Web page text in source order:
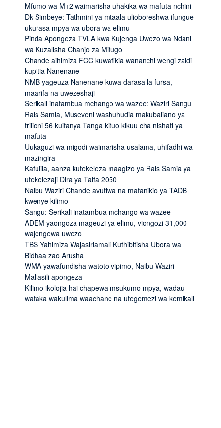
Mfumo wa M+2 waimarisha uhakika wa mafuta nchini
Dk Simbeye: Tathmini ya mtaala ulioboreshwa ifungue
ukurasa mpya wa ubora wa elimu
Pinda Apongeza TVLA kwa Kujenga Uwezo wa Ndani
wa Kuzalisha Chanjo za Mifugo
Chande aihimiza FCC kuwafikia wananchi wengi zaidi
kupitia Nanenane
NMB yageuza Nanenane kuwa darasa la fursa,
maarifa na uwezeshaji
Serikali inatambua mchango wa wazee: Waziri Sangu
Rais Samia, Museveni washuhudia makubaliano ya
trilioni 56 kuifanya Tanga kituo kikuu cha nishati ya
mafuta
Uukaguzi wa migodi waimarisha usalama, uhifadhi wa
mazingira
Kafulila, aanza kutekeleza maagizo ya Rais Samia ya
utekelezaji Dira ya Taifa 2050
Naibu Waziri Chande avutiwa na mafanikio ya TADB
kwenye kilimo
Sangu: Serikali inatambua mchango wa wazee
ADEM yaongoza mageuzi ya elimu, viongozi 31,000
wajengewa uwezo
TBS Yahimiza Wajasiriamali Kuthibitisha Ubora wa
Bidhaa zao Arusha
WMA yawafundisha watoto vipimo, Naibu Waziri
Maliasili apongeza
Kilimo ikolojia hai chapewa msukumo mpya, wadau
wataka wakulima waachane na utegemezi wa kemikali